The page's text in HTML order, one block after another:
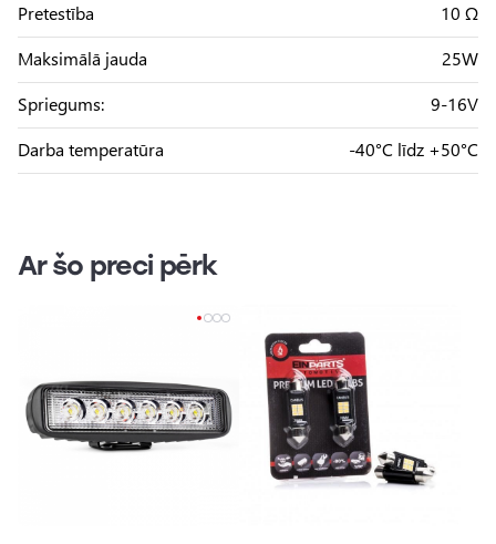
Pretestība
10 Ω
Maksimālā jauda
25W
Spriegums:
9-16V
Darba temperatūra
-40°C līdz +50°C
Ar šo preci pērk